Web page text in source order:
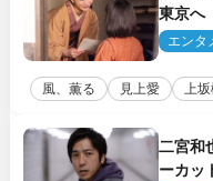
東京へ
エンタ
風、薫る 見上愛 上
二宮和
ーカッ